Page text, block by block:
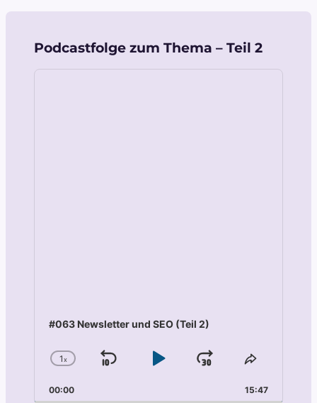
Podcastfolge zum Thema – Teil 2
Audio
#063 Newsletter und SEO (Teil 2)
Change
Rate
1x
Skip
Play
Jump
Forward
Share
Episode
00:00 15:47